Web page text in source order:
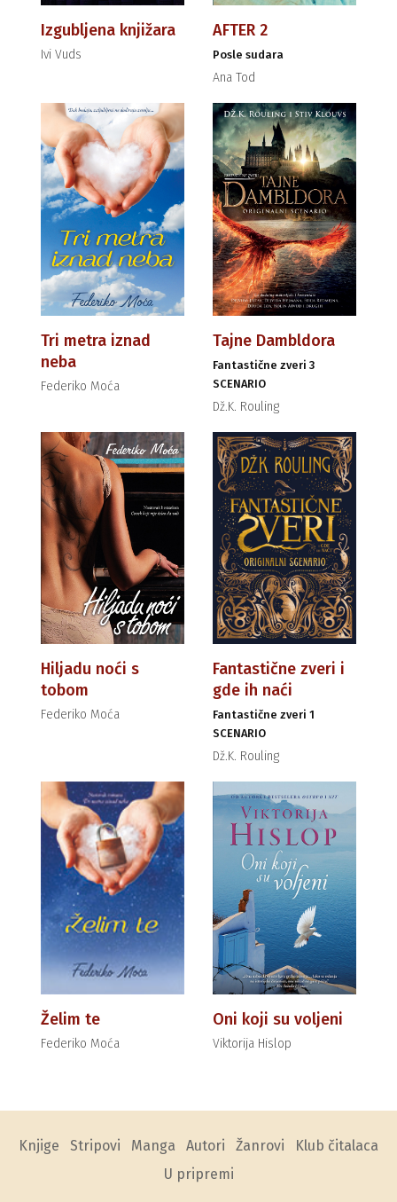
Izgubljena knjižara
Ivi Vuds
AFTER 2
Posle sudara
Ana Tod
Tri metra iznad
neba
Federiko Moća
Tajne Dambldora
Fantastične zveri 3
SCENARIO
Dž.K. Rouling
Hiljadu noći s
tobom
Federiko Moća
Fantastične zveri i
gde ih naći
Fantastične zveri 1
SCENARIO
Dž.K. Rouling
Želim te
Federiko Moća
Oni koji su voljeni
Viktorija Hislop
Knjige Stripovi Manga Autori Žanrovi
Klub čitalaca
U pripremi